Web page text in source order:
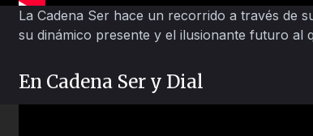
La Cadena Ser hace un recorrido a través de
su dinámico presente y el ilusionante futuro al
En Cadena Ser y Dial